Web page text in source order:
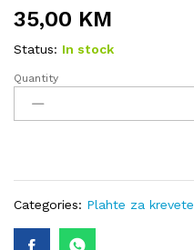
35,00 KM
Status: In stock
Plišana
plahta
na
cm
i
plišane
Quantity
Categories: Plahte za krevete